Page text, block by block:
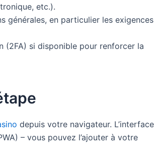
etc.).
générales, en particulier les exigences
si disponible pour renforcer la
depuis votre navigateur. L’interface
– vous pouvez l’ajouter à votre